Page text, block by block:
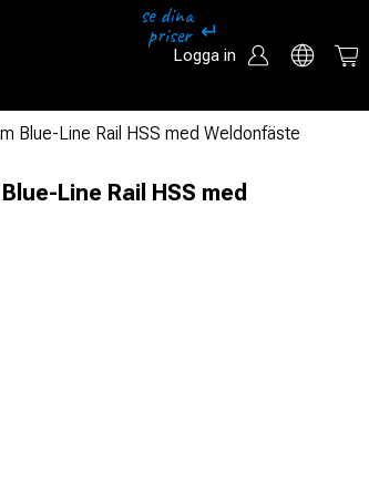
Logga in
Blue-Line Rail HSS med Weldonfäste
Line Rail HSS med